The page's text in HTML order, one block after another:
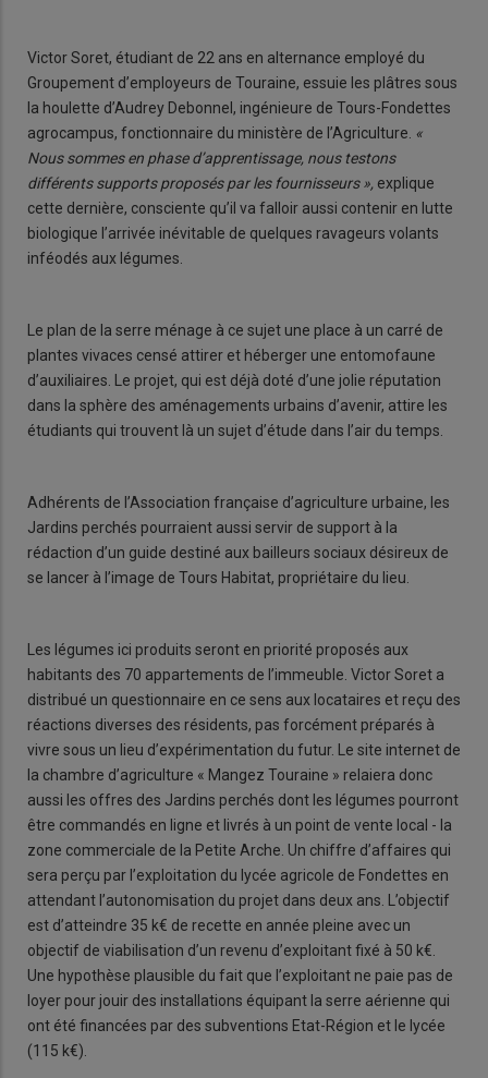
Victor Soret, étudiant de 22 ans en alternance employé du
Groupement d’employeurs de Touraine, essuie les plâtres sous
la houlette d’Audrey Debonnel, ingénieure de Tours-Fondettes
agrocampus, fonctionnaire du ministère de l’Agriculture. «
Nous sommes en phase d’apprentissage, nous testons
différents supports proposés par les fournisseurs », explique
cette dernière, consciente qu’il va falloir aussi contenir en lutte
biologique l’arrivée inévitable de quelques ravageurs volants
inféodés aux légumes.
Le plan de la serre ménage à ce sujet une place à un carré de
plantes vivaces censé attirer et héberger une entomofaune
d’auxiliaires. Le projet, qui est déjà doté d’une jolie réputation
dans la sphère des aménagements urbains d’avenir, attire les
étudiants qui trouvent là un sujet d’étude dans l’air du temps.
Adhérents de l’Association française d’agriculture urbaine, les
Jardins perchés pourraient aussi servir de support à la
rédaction d’un guide destiné aux bailleurs sociaux désireux de
se lancer à l’image de Tours Habitat, propriétaire du lieu.
Les légumes ici produits seront en priorité proposés aux
habitants des 70 appartements de l’immeuble. Victor Soret a
distribué un questionnaire en ce sens aux locataires et reçu des
réactions diverses des résidents, pas forcément préparés à
vivre sous un lieu d’expérimentation du futur. Le site internet de
la chambre d’agriculture « Mangez Touraine » relaiera donc
aussi les offres des Jardins perchés dont les légumes pourront
être commandés en ligne et livrés à un point de vente local - la
zone commerciale de la Petite Arche. Un chiffre d’affaires qui
sera perçu par l’exploitation du lycée agricole de Fondettes en
attendant l’autonomisation du projet dans deux ans. L’objectif
est d’atteindre 35 k€ de recette en année pleine avec un
objectif de viabilisation d’un revenu d’exploitant fixé à 50 k€.
Une hypothèse plausible du fait que l’exploitant ne paie pas de
loyer pour jouir des installations équipant la serre aérienne qui
ont été financées par des subventions Etat-Région et le lycée
(115 k€).